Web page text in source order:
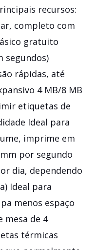
recursos:
completo com
gratuito
segundos)
rápidas, até
4 MB/8 MB
etiquetas de
Ideal para
imprime em
por segundo
dia, dependendo
Ideal para
menos espaço
mesa de 4
térmicas